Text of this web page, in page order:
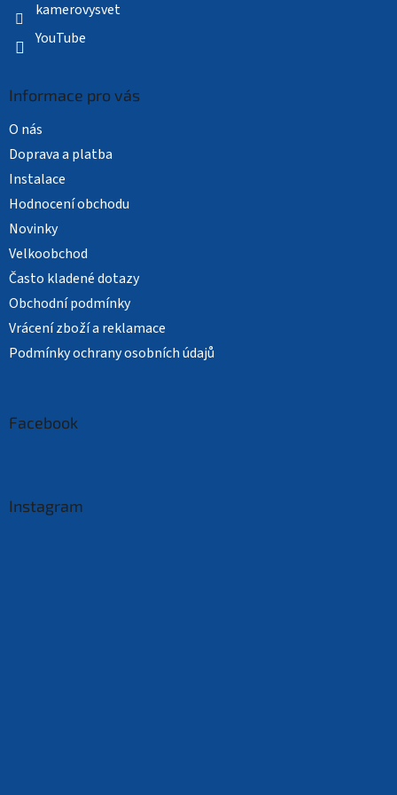
kamerovysvet
YouTube
Informace pro vás
O nás
Doprava a platba
Instalace
Hodnocení obchodu
Novinky
Velkoobchod
Často kladené dotazy
Obchodní podmínky
Vrácení zboží a reklamace
Podmínky ochrany osobních údajů
Facebook
Instagram